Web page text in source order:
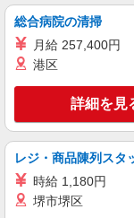
ア
キープ
ソフトバンク会津門田
総合病院の清掃
月給 257,400円
港区
詳細を見
レジ・商品陳列スタ
時給 1,180円
堺市堺区